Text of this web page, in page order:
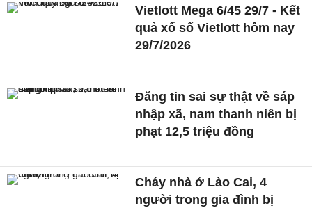
Vietlott Mega 6/45 29/7 - Kết
quả xổ số Vietlott hôm nay
29/7/2026
Đăng tin sai sự thật về sáp
nhập xã, nam thanh niên bị
phạt 12,5 triệu đồng
Cháy nhà ở Lào Cai, 4
người trong gia đình bị